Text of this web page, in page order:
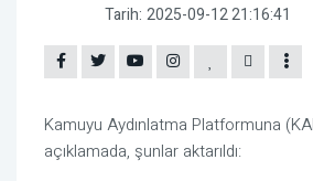
Tarih: 2025-09-12 21:16:41
Kamuyu Aydınlatma Platformuna
açıklamada, şunlar aktarıldı: